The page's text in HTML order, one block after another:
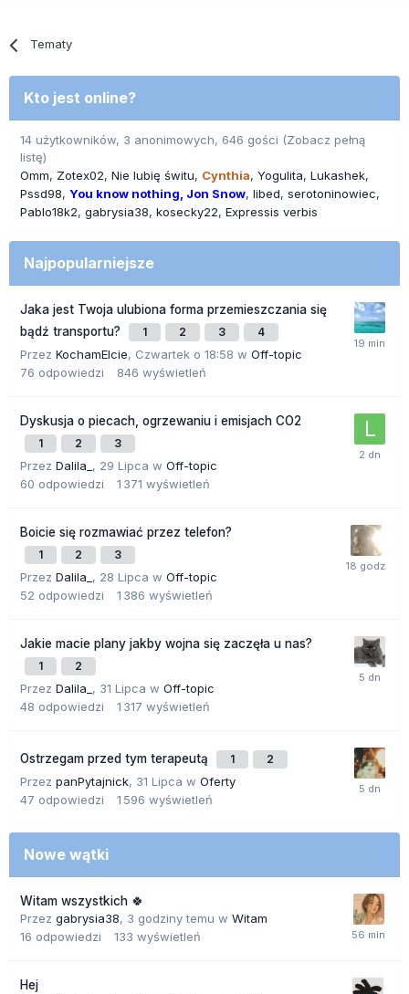
Tematy
Kto jest online?
14 użytkowników, 3 anonimowych, 646 gości (Zobacz pełną
listę)
Omm
Zotex02 Nie lubię świtu Cynthia Yogulita Lukashek
Pssd98 You know nothing, Jon Snow libed serotoninowiec
Pablo18k2 gabrysia38 kosecky22 Expressis verbis
Najpopularniejsze
Jaka jest Twoja ulubiona forma przemieszczania się
bądź transportu?
1 2 3 4
Przez KochamElcie, Czwartek o 18:58 w Off-topic
76 odpowiedzi 846 wyświetleń
Dyskusja o piecach, ogrzewaniu i emisjach CO2
1 2 3
Przez Dalila_ , 29 Lipca w Off-topic
60 odpowiedzi 1 371 wyświetleń
Boicie się rozmawiać przez telefon?
1 2 3
Przez Dalila_ , 28 Lipca w Off-topic
52 odpowiedzi 1 386 wyświetleń
Jakie macie plany jakby wojna się zaczęła u nas?
1 2
Przez Dalila_ , 31 Lipca w Off-topic
48 odpowiedzi 1 317 wyświetleń
Ostrzegam przed tym terapeutą 1 2
Przez panPytajnick, 31 Lipca w Oferty
47 odpowiedzi 1 596 wyświetleń
Nowe wątki
Witam wszystkich 🍀
Przez gabrysia38, 3 godziny temu w Witam
16 odpowiedzi 133 wyświetleń
Hej